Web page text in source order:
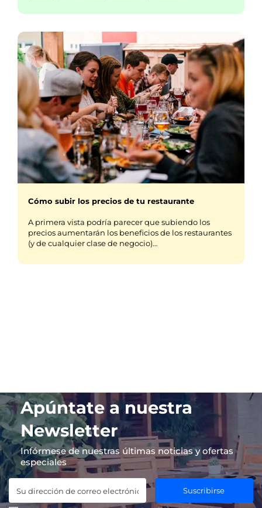
Cómo subir los precios de tu restaurante
A primera vista podría parecer que subiendo los
precios aumentarán los beneficios de los restaurantes
(y de cualquier clase de negocio)…
Apúntate a nuestra
Newsletter
Infórmese de nuestras últimas noticias y ofertas
especiales
Suscribirse